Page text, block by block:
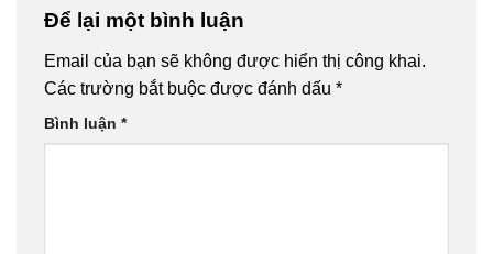
Để lại một bình luận
Email của bạn sẽ không được hiển thị công khai.
Các trường bắt buộc được đánh dấu *
Bình luận *